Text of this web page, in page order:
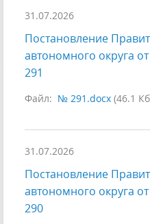
31.07.2026
Постановление
автономного округа
291
Файл: № 291.docx (46.1
31.07.2026
Постановление
автономного округа
290